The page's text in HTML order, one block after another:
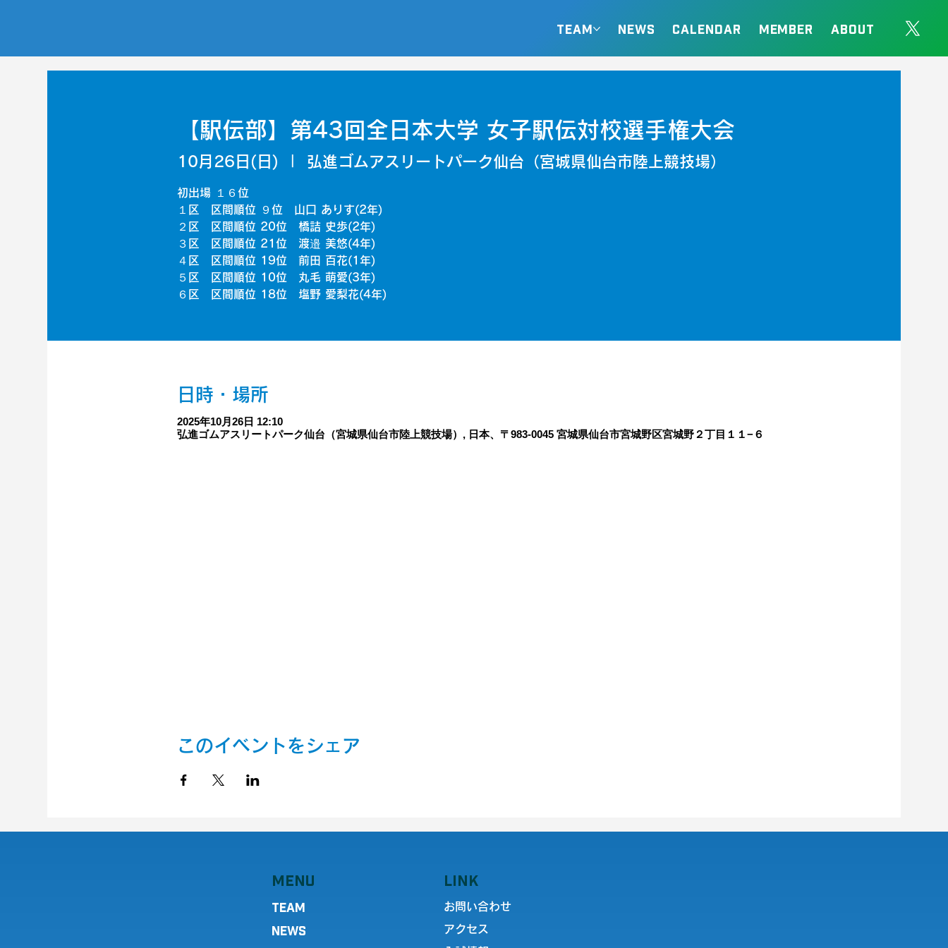
TEAM NEWS CALENDAR MEMBER ABOUT
【駅伝部】第43回全日本大学 女子駅伝対校選手権大会
10月26日(日) 弘進ゴムアスリートパーク仙台（宮城県仙台市陸上競技場）
初出場 １６位
１区 区間順位 ９位 山口 ありす(2年)
２区 区間順位 20位 橋詰 史歩(2年)
３区 区間順位 21位 渡邉 美悠(4年)
４区 区間順位 19位 前田 百花(1年)
５区 区間順位 10位 丸毛 萌愛(3年)
６区 区間順位 18位 塩野 愛梨花(4年)
日時・場所
2025年10月26日 12:10
弘進ゴムアスリートパーク仙台（宮城県仙台市陸上競技場）, 日本、〒983-0045 宮城県仙台市宮城野区宮城野２丁目１１−６
このイベントをシェア
MENU
TEAM
NEWS
LINK
お問い合わせ
アクセス